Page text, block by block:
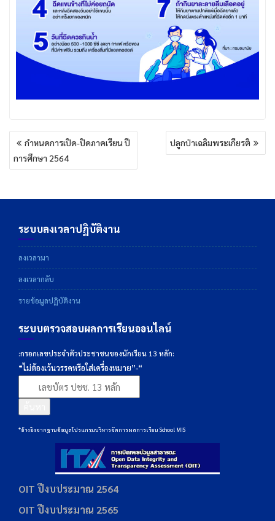
แนะแนว
เรื่องกำหนดการเปิด-ปิดภาคเรียน ปี
การศึกษา 2564
ปลูกป่าเฉลิมพระเกียรติ
ระบบลงเวลาปฏิบัติงาน
ลงเวลามา
ลงเวลากลับ
รายข้อมูลปฏิบัติงาน
ระบบตรวจสอบผลการเรียนออนไลน์
:กรอกเลขประจำตัวประชาชนของนักเรียน 13 หลัก:
*ไม่ต้องเว้นวรรคหรือใส่เครื่องหมาย”-“
*อ้างอิงจากฐานข้อมูลโปรแกรมบริหารจัดการผลการเรียน School MIS
OIT ปีงบประมาณ 2564
OIT ปีงบประมาณ 2565